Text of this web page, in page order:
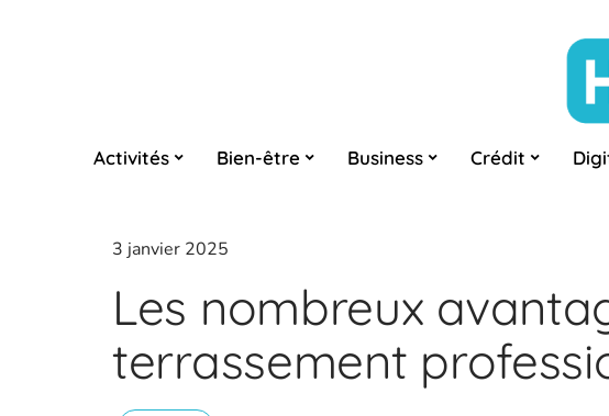
Activités Bien-être Business Crédit
3 janvier 2025
Les nombreux
terrassement